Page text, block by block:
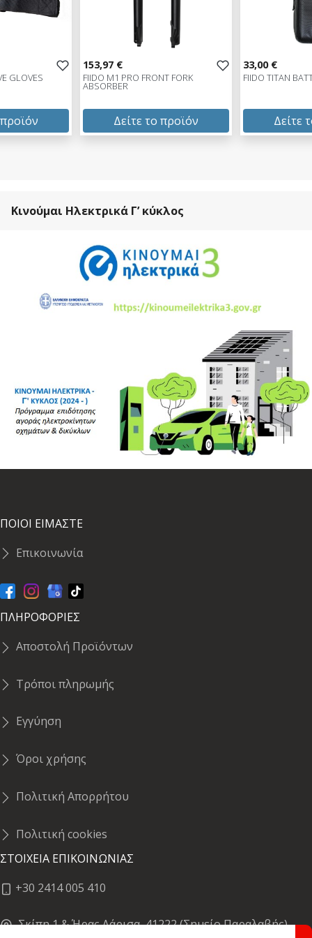
GLOVES
153,97 €
FIIDO M1 PRO FRONT FORK
ABSORBER
Δείτε το προϊόν
33,00 €
FIIDO TITAN
Δείτε
Κινούμαι Ηλεκτρικά Γ’ κύκλος
ΠΟΙΟΙ ΕΙΜΑΣΤΕ
Επικοινωνία
ΠΛΗΡΟΦΟΡΙΕΣ
Αποστολή Προϊόντων
Τρόποι πληρωμής
Εγγύηση
Όροι χρήσης
Πολιτική Απορρήτου
Πολιτική cookies
ΣΤΟΙΧΕΙΑ ΕΠΙΚΟΙΝΩΝΙΑΣ
+30 2414 005 410
Σκίπη 1 & Ήρας,Λάρισα, 41222 (Σημείο Παραλαβής)